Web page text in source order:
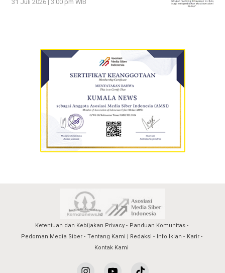
31 Juli 2026 | 3:00 pm WIB
Ketentuan dan Kebijakan Privacy
Panduan Komunitas
Pedoman Media Siber
Tentang Kami | Redaksi Info Iklan
Karir
Kontak Kami